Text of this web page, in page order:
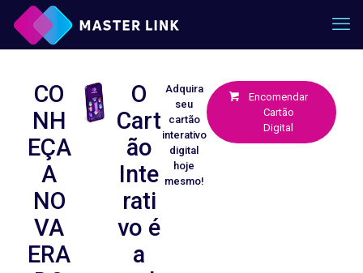
CO
NH
EÇA
A
NO
VA
ERA
O
Cart
ão
Inte
rati
vo é
a
Adquira
seu
cartão
interativo
digital
hoje
mesmo!
Encomendar
Cartão
Digital